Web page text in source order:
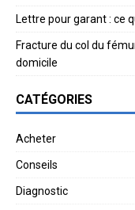
Lettre pour garant : ce
Fracture du col du
domicile
CATÉGORIES
Acheter
Conseils
Diagnostic